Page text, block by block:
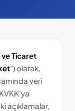
Ticaret
”) olarak,
veri
açıklamalar,